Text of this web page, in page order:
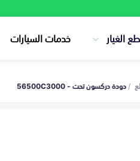
خدمات السيارات
دودة دركسون تحت - 56500C3000